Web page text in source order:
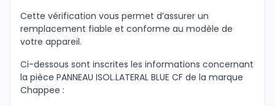
Cette vérification vous permet d’assurer un
remplacement fiable et conforme au modèle de
votre appareil.
Ci-dessous sont inscrites les informations concernant
la pièce PANNEAU ISOL.LATERAL BLUE CF de la marque
Chappee :